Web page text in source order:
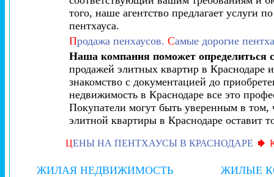
того, наше агентство предлагает услуги
пентхауса.
Продажа пенхаусов. Самые дорогие
Наша компания поможет определиться
продажей элитных квартир в Краснодаре
знакомство с документацией до
недвижимость в Краснодаре все это
Покупатели могут быть уверенным в том,
элитной квартиры в Краснодаре оставит
ЦЕНЫ НА ПЕНТХАУСЫ В КРАСНОДАРЕ
ЖИЛАЯ НЕДВИЖИМОСТЬ
ЖИЛЫЕ